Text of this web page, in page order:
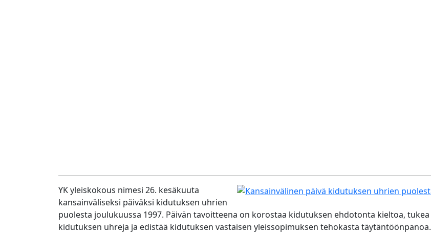
YK yleiskokous nimesi 26. kesäkuuta
kansainväliseksi päiväksi kidutuksen uhrien
puolesta joulukuussa 1997. Päivän tavoitteena on korostaa kidutuksen ehdotonta kieltoa, tukea
kidutuksen uhreja ja edistää kidutuksen vastaisen yleissopimuksen tehokasta täytäntöönpanoa.